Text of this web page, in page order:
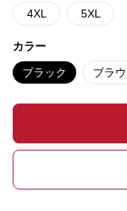
4XL 5XL
カラー
ブラック ブラ